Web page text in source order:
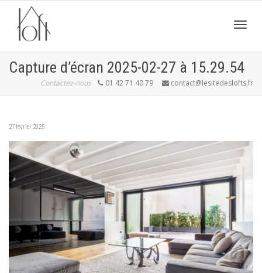
Capture d’écran 2025-02-27 à 15.29.54
Contactez-nous 01 42 71 40 79 contact@lesitedeslofts.fr
27 février 2025